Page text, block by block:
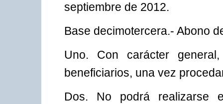
septiembre de 2012.
Base decimotercera.- Abono
Uno. Con carácter
beneficiarios, una vez
Dos. No podrá realizarse